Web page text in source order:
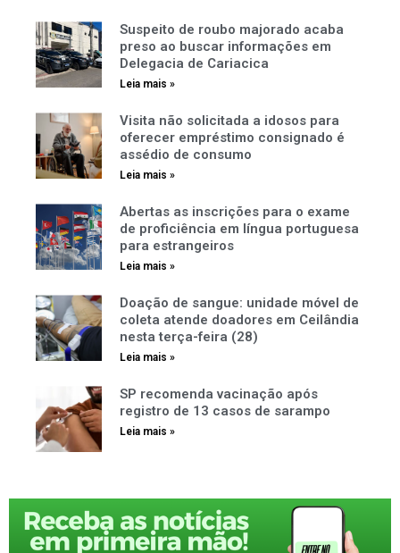
Suspeito de roubo majorado acaba
preso ao buscar informações em
Delegacia de Cariacica
Leia mais »
Visita não solicitada a idosos para
oferecer empréstimo consignado é
assédio de consumo
Leia mais »
Abertas as inscrições para o exame
de proficiência em língua portuguesa
para estrangeiros
Leia mais »
Doação de sangue: unidade móvel de
coleta atende doadores em Ceilândia
nesta terça-feira (28)
Leia mais »
SP recomenda vacinação após
registro de 13 casos de sarampo
Leia mais »